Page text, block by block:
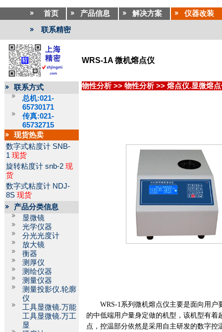
首页 产品信息 解决方案 仪器改装
联系精密
WRS-1A 微机熔点仪
联系方式
总机:021-
65730171
传真:021-
65732715
现货热卖
数字式粘度计 SNB-
1 现货
旋转粘度计 snb-2 现
货
数字式粘度计 NDJ-
8S 现货
产品分类信息
显微镜
光学仪器
分光光度计
放大镜
衡器
测厚仪
测绘仪器
测量仪器
测量投影仪.轮廓
仪
工具显微镜.万能
工具显微镜.万工
显
物性分析 >> 物性分析 >> 熔点仪.显微熔
WRS-1系列微机熔点仪主要是面向用户
的中低端用户量身定做的机型，该机型有
点，控温部分依然是采用自主研发的数字